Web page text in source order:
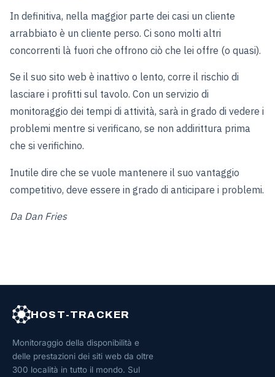
In definitiva, nella maggior parte dei casi un cliente
arrabbiato è un cliente perso. Ci sono molti altri
concorrenti là fuori che offrono ciò che lei offre (o quasi).
Se il suo sito web è inattivo o lento, corre il rischio di
lasciare i profitti sul tavolo. Con un servizio di
monitoraggio dei tempi di attività, sarà in grado di vedere i
problemi mentre si verificano, se non addirittura prima
che si verifichino.
Inutile dire che se vuole mantenere il suo vantaggio
competitivo, deve essere in grado di anticipare i problemi.
Da Dan Fries
HOST-TRACKER
Monitoraggio della disponibilità e
delle prestazioni dei siti web da oltre
300 località in tutto il mondo. Sul